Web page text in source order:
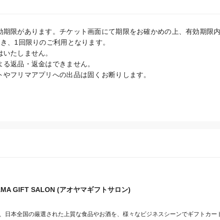
期限があります。チケット画面にて期限をお確かめの上、有効期限
、1回限りのご利用となります。
たしません。
返品・返金はできません。
フリマアプリへの出品は固くお断りします。
GIFT SALON (アオヤマギフトサロン)
日本全国の厳選された上質な食品やお酒を、様々なビジネスシーンでギフトカー